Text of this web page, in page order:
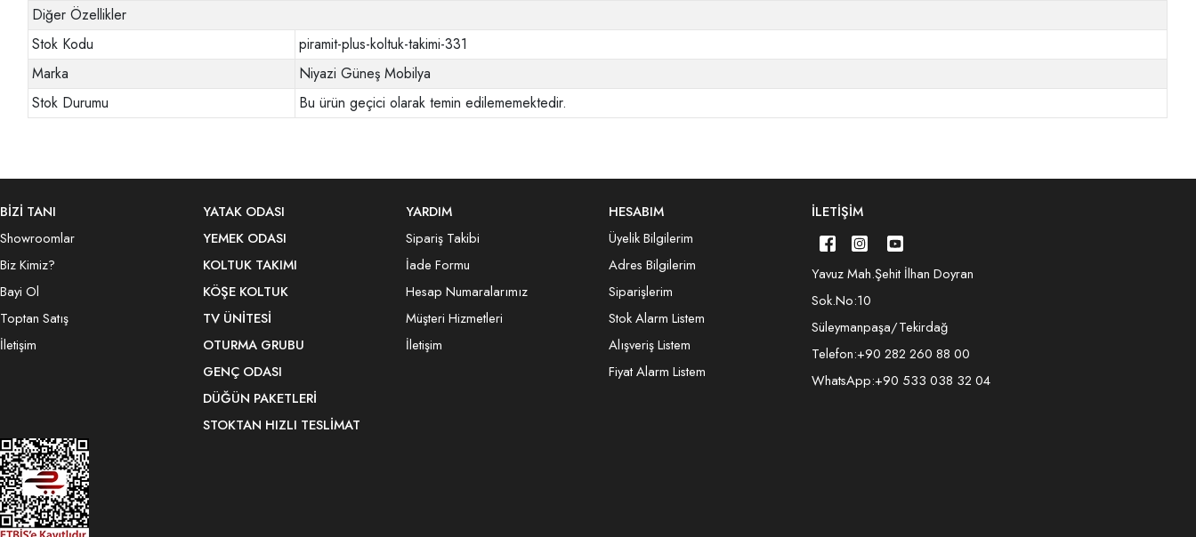
Diğer Özellikler
Stok Kodu
piramit-plus-koltuk-takimi-331
Marka
Niyazi Güneş Mobilya
Stok Durumu
Bu ürün geçici olarak temin edilememektedir.
BİZİ TANI
Showroomlar
Biz Kimiz?
Bayi Ol
Toptan Satış
İletişim
YATAK ODASI
YEMEK ODASI
KOLTUK TAKIMI
KÖŞE KOLTUK
TV ÜNITESI
OTURMA GRUBU
GENÇ ODASI
DÜĞÜN PAKETLERI
STOKTAN HIZLI TESLIMAT
YARDIM
Sipariş Takibi
İade Formu
Hesap Numaralarımız
Müşteri Hizmetleri
İletişim
HESABIM
Üyelik Bilgilerim
Adres Bilgilerim
Siparişlerim
Stok Alarm Listem
Alışveriş Listem
Fiyat Alarm Listem
İLETIŞIM
Yavuz Mah.Şehit İlhan Doyran
Sok.No:10
Süleymanpaşa/Tekirdağ
Telefon:+90 282 260 88 00
WhatsApp:+90 533 038 32 04